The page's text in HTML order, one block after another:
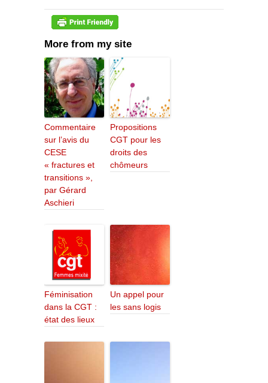
More from my site
Commentaire
sur l’avis du
CESE
« fractures et
transitions »,
par Gérard
Aschieri
Propositions
CGT pour les
droits des
chômeurs
Féminisation
dans la CGT :
état des lieux
Un appel pour
les sans logis